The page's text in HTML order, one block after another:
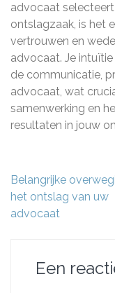
advocaat
ontslagzaak, is het
vertrouwen en
advocaat. Je
de communicatie,
advocaat, wat
samenwerking en
resultaten in jouw
Belangrijke
het ontslag van uw
advocaat
Een